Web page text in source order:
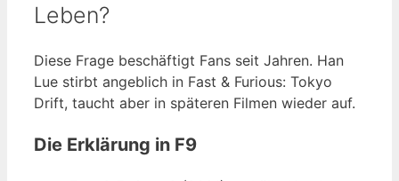
Leben?
Diese Frage beschäftigt Fans seit Jahren. Han
Lue stirbt angeblich in Fast & Furious: Tokyo
Drift, taucht aber in späteren Filmen wieder auf.
Die Erklärung in F9